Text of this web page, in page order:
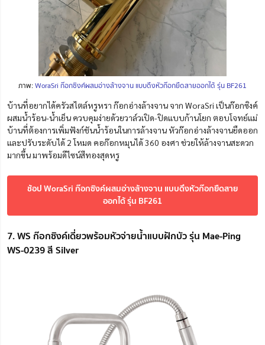
ภาพ:WoraSri ก๊อกซิงค์ผสมอ่างล้างจาน แบบดึงหัวก๊อกยืดสายออกได้ รุ่น BF261
บ้านที่อยากได้ครัวสไตล์หรูหรา ก๊อกอ่างล้างจาน จาก WoraSri เป็นก๊อกซิงค์
ผสมน้ำร้อน-น้ำเย็น ควบคุมง่ายด้วยวาล์วเปิด-ปิดแบบก้านโยก ตอบโจทย์แม่
บ้านที่ต้องการเพิ่มฟังก์ชันน้ำร้อนในการล้างจาน หัวก๊อกอ่างล้างจานยืดออก
และปรับระดับได้ 2 โหมด คอก๊อกหมุนได้ 360 องศา ช่วยให้ล้างจานสะดวก
มากขึ้น มาพร้อมดีไซน์สีทองสุดหรู
ช้อป WoraSri ก๊อกซิงค์ผสมอ่างล้างจาน แบบดึงหัวก๊อกยืดสาย
ออกได้ รุ่น BF261
7. WS ก๊อกซิงค์เดี่ยวพร้อมหัวจ่ายน้ำแบบฝักบัว รุ่น Mae-Ping
WS-0239 สี Silver